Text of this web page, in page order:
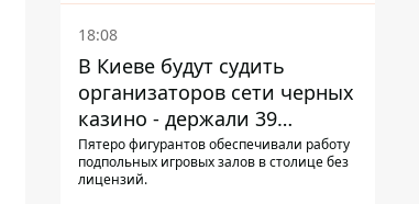
18:08
В Киеве будут судить
организаторов сети черных
казино - держали 39
заведений
Пятеро фигурантов обеспечивали работу
подпольных игровых залов в столице без
лицензий.